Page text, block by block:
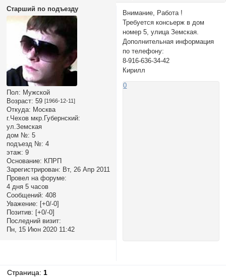
Старший по подъезду
Пол: Мужской
Возраст: 59 [1966-12-11]
Откуда: Москва
г.Чехов мкр.Губернский:
ул.Земская
дом №: 5
подъезд №: 4
этаж: 9
Основание: КПРП
Зарегистрирован: Вт, 26 Апр 2011
Провел на форуме:
4 дня 5 часов
Сообщений: 408
Уважение: [+0/-0]
Позитив: [+0/-0]
Последний визит:
Пн, 15 Июн 2020 11:42
Внимание, Работа !
Требуется консьерж в дом
номер 5, улица Земская.
Дополнительная информация
по телефону:
8-916-636-34-42
Кирилл
0
Страница: 1